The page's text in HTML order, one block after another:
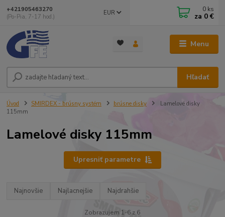
Menu
EUR
Hľadať
+421905463270
(Po-Pia, 7-17 hod.)
0 ks
za 0 €
Úvod SMIRDEX - brúsny systém brúsne disky
Lamelové disky
115mm
Lamelové disky 115mm
Upresniť parametre
Najnovšie Najlacnejšie Najdrahšie
Zobrazujem 1-6 z 6